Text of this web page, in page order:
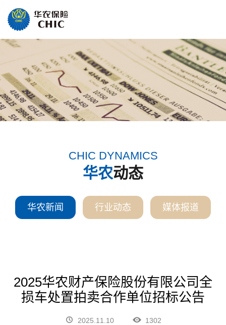
CHIC DYNAMICS
华农动态
华农新闻 行业动态 媒体报道
2025华农财产保险股份有限公司全
损车处置拍卖合作单位招标公告
2025.11.10 1302